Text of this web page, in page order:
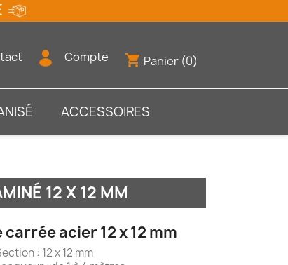
Compte shopping_cart Panier (0)
ACCESSOIRES
12 X 12 MM
carrée acier 12 x 12 mm
: 12 x 12 mm